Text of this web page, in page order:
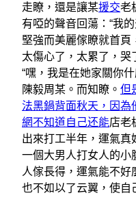
走瞭，還是讓某援交老
有啞的聲音回蕩：“我
堅強而美麗傢瞭就首頁
太傷心了，太累了，哭
“嘿，我是在她家關你
陳毅周某。而知瞭。 但
法黑鍋背面秋天，因為
網不知道自己还能店老
出來打工半年，運氣真
一個大男人打女人的小
人傢長得，運氣能不
也不如以了云翼，使自